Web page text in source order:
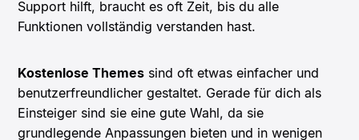
Support hilft, braucht es oft Zeit, bis du alle
Funktionen vollständig verstanden hast.
Kostenlose Themes sind oft etwas einfacher und
benutzerfreundlicher gestaltet. Gerade für dich als
Einsteiger sind sie eine gute Wahl, da sie
grundlegende Anpassungen bieten und in wenigen